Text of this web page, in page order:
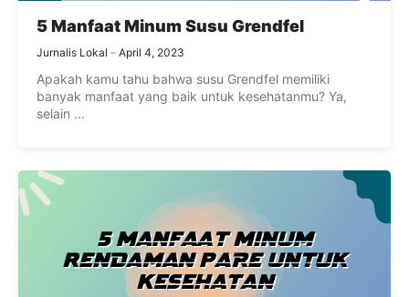
5 Manfaat Minum Susu Grendfel
Jurnalis Lokal April 4, 2023
Apakah kamu tahu bahwa susu Grendfel memiliki
banyak manfaat yang baik untuk kesehatanmu? Ya,
selain ...